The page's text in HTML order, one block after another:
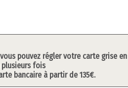
pouvez régler votre carte grise en
plusieurs fois
bancaire à partir de 135€.